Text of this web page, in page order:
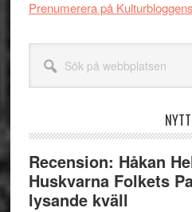
Prenumerera på
webbplatsen
NYTT
Recension: Håkan
Huskvarna Folkets
lysande kväll